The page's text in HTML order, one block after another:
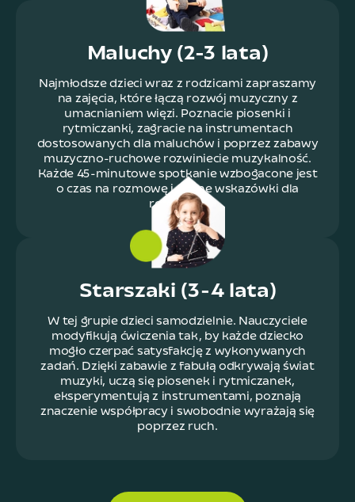
Maluchy (2-3 lata)
Najmłodsze dzieci wraz z rodzicami zapraszamy
na zajęcia, które łączą rozwój muzyczny z
umacnianiem więzi. Poznacie piosenki i
rytmiczanki, zagracie na instrumentach
dostosowanych dla maluchów i poprzez zabawy
muzyczno-ruchowe rozwiniecie muzykalność.
Każde 45-minutowe spotkanie wzbogacone jest
o czas na rozmowę i cenne wskazówki dla
rodziców.
Starszaki (3-4 lata)
W tej grupie dzieci samodzielnie. Nauczyciele
modyfikują ćwiczenia tak, by każde dziecko
mogło czerpać satysfakcję z wykonywanych
zadań. Dzięki zabawie z fabułą odkrywają świat
muzyki, uczą się piosenek i rytmiczanek,
eksperymentują z instrumentami, poznają
znaczenie współpracy i swobodnie wyrażają się
poprzez ruch.